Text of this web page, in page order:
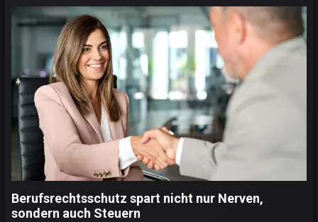
Berufsrechtsschutz spart nicht nur Nerven,
sondern auch Steuern